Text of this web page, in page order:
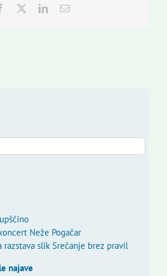
Facebook
TwitterLinkedInEmail
Neže Pogačar
razstava slik Srečanje brez pravil
najave